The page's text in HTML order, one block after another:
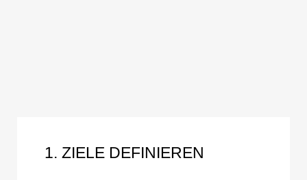
1. ZIELE DEFINIEREN